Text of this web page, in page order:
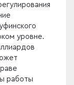
уровне.
работы